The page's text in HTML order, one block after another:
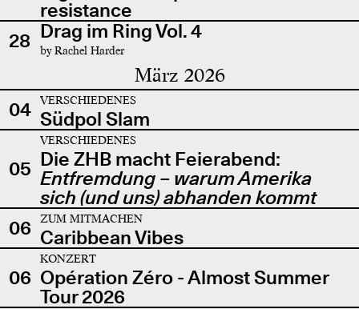
resistance
28 Drag im Ring Vol. 4
by Rachel Harder
März 2026
04 VERSCHIEDENES
Südpol Slam
05
VERSCHIEDENES
Die ZHB macht Feierabend:
Entfremdung – warum Amerika
sich (und uns) abhanden kommt
06
ZUM MITMACHEN
Caribbean Vibes
06
KONZERT
Opération Zéro - Almost Summer
Tour 2026